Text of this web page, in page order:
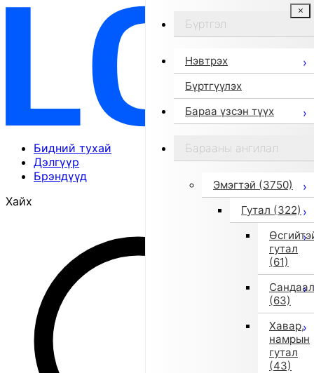
Бидний тухай
Дэлгүүр
Брэндүүд
Хайх
Бүртгэл
Нэвтрэх
Бүртгүүлэх
Бараа үзсэн түүх
Барааны ангилал
Эмэгтэй (3750)
Гутал (322)
гутал
(61)
Сандаал
(63)
Хавар,
намрын
гутал
(43)